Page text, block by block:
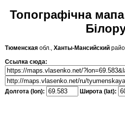
Топографічна мапа
Тюменская обл., Ханты-Мансийский
Ссылка сюда:
Долгота (lon): Широта (lat):